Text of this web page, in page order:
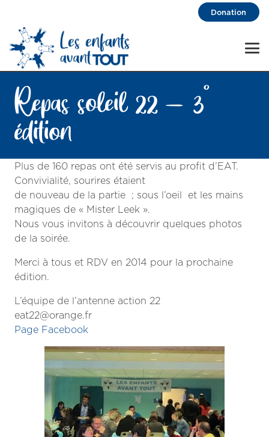
Donation
Repas soleil 22 – 3°
édition
Plus de 160 repas ont été servis au profit d’EAT.
Convivialité, sourires étaient
de nouveau de la partie ; sous l’oeil et les mains
magiques de « Mister Leek ».
Nous vous invitons à découvrir quelques photos
de la soirée.
Merci à tous et RDV en 2014 pour la prochaine
édition.
L’équipe de l’antenne action 22
eat22@orange.fr
Page Facebook